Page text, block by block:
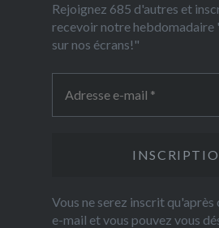
Rejoignez 685 d'autres et
recevoir notre hebdomadaire
sur nos écrans!"
Vous ne serez inscrit
e-mail et vous pouvez vous